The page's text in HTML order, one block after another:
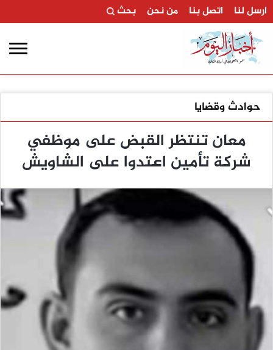
ارسل لنا اتصل بنا من نحن بحث
حوادث وقضايا
معان تنتظر القبض على موظفي
شركة تأمين اعتدوا على الشاويش